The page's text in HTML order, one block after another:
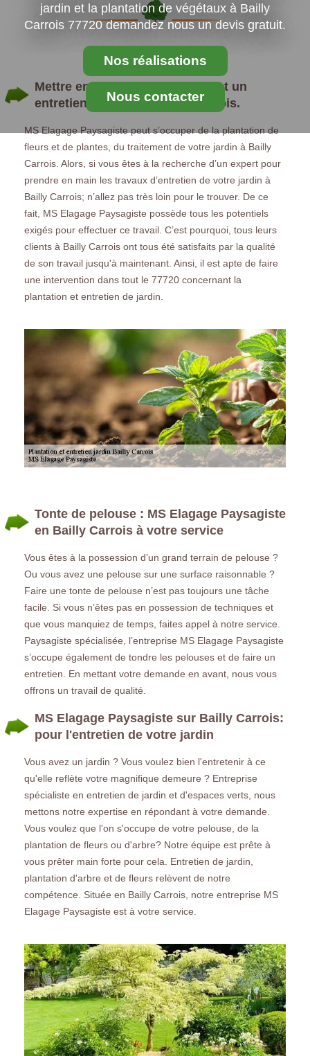
jardin et la plantation de végétaux à Bailly
Carrois 77720 demandez nous un devis gratuit.
Nos réalisations
Nous contacter
Mettre en place une plantation et un
entretien de jardin à Bailly Carrois.
MS Elagage Paysagiste peut s’occuper de la plantation de
fleurs et de plantes, du traitement de votre jardin à Bailly
Carrois. Alors, si vous êtes à la recherche d’un expert pour
prendre en main les travaux d’entretien de votre jardin à
Bailly Carrois; n’allez pas très loin pour le trouver. De ce
fait, MS Elagage Paysagiste possède tous les potentiels
exigés pour effectuer ce travail. C’est pourquoi, tous leurs
clients à Bailly Carrois ont tous été satisfaits par la qualité
de son travail jusqu'à maintenant. Ainsi, il est apte de faire
une intervention dans tout le 77720 concernant la
plantation et entretien de jardin.
Tonte de pelouse : MS Elagage Paysagiste
en Bailly Carrois à votre service
Vous êtes à la possession d’un grand terrain de pelouse ?
Ou vous avez une pelouse sur une surface raisonnable ?
Faire une tonte de pelouse n’est pas toujours une tâche
facile. Si vous n’êtes pas en possession de techniques et
que vous manquiez de temps, faites appel à notre service.
Paysagiste spécialisée, l’entreprise MS Elagage Paysagiste
s’occupe également de tondre les pelouses et de faire un
entretien. En mettant votre demande en avant, nous vous
offrons un travail de qualité.
MS Elagage Paysagiste sur Bailly Carrois:
pour l'entretien de votre jardin
Vous avez un jardin ? Vous voulez bien l'entretenir à ce
qu'elle reflète votre magnifique demeure ? Entreprise
spécialiste en entretien de jardin et d'espaces verts, nous
mettons notre expertise en répondant à votre demande.
Vous voulez que l'on s'occupe de votre pelouse, de la
plantation de fleurs ou d'arbre? Notre équipe est prête à
vous prêter main forte pour cela. Entretien de jardin,
plantation d'arbre et de fleurs relèvent de notre
compétence. Située en Bailly Carrois, notre entreprise MS
Elagage Paysagiste est à votre service.